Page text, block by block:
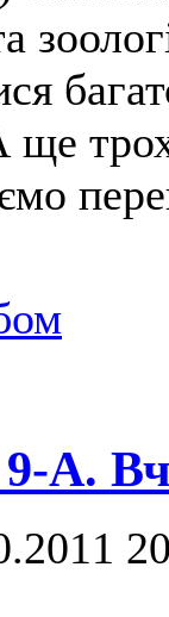
ще
9-А.